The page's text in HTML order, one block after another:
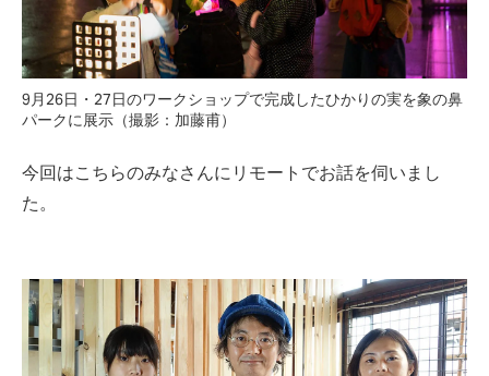
9月26日・27日のワークショップで完成したひかりの実を象の鼻
パークに展示（撮影：加藤甫）
今回はこちらのみなさんにリモートでお話を伺いまし
た。